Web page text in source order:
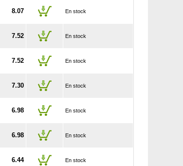
8.07 En stock
7.52 En stock
7.52 En stock
7.30 En stock
6.98 En stock
6.98 En stock
6.44 En stock